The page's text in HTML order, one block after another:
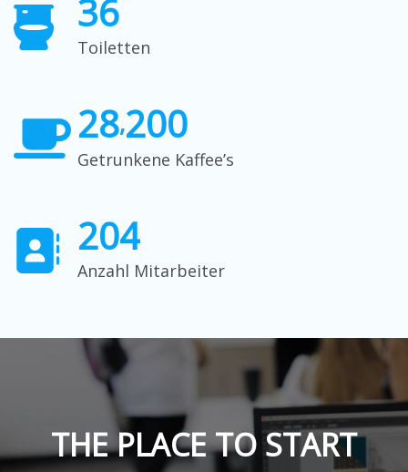
Toiletten
36
Getrunkene Kaffee’s
28,200
Anzahl Mitarbeiter
204
THE PLACE TO START